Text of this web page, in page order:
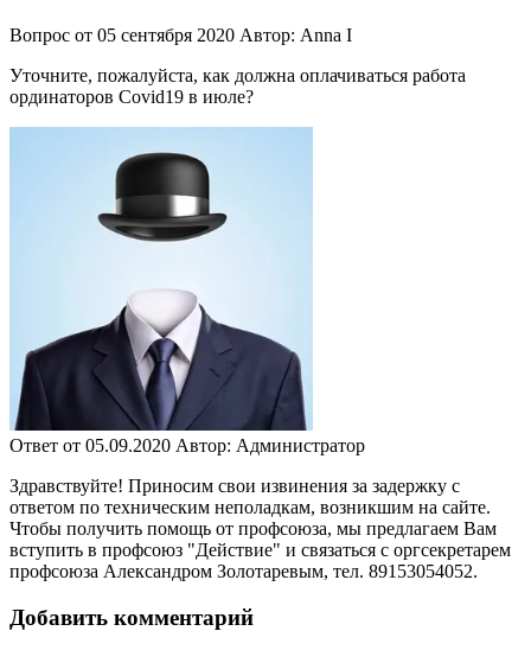
Вопрос от 05 сентября 2020 Автор: Anna I
Уточните, пожалуйста, как должна оплачиваться работа
ординаторов Covid19 в июле?
Ответ от 05.09.2020 Автор: Администратор
Здравствуйте! Приносим свои извинения за задержку с
ответом по техническим неполадкам, возникшим на сайте.
Чтобы получить помощь от профсоюза, мы предлагаем Вам
вступить в профсоюз "Действие" и связаться с оргсекретарем
профсоюза Александром Золотаревым, тел. 89153054052.
Добавить комментарий